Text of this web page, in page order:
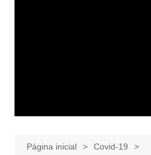
Página inicial
Covid-19